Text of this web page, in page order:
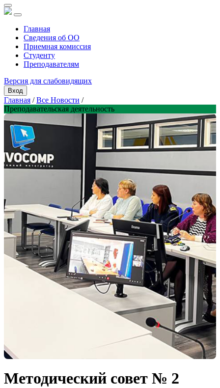
Главная
Сведения об ОО
Приемная комиссия
Студенту
Преподавателям
Версия для слабовидящих
Вход
Главная /Все Новости /
Преподавательская деятельность
Методический совет № 2